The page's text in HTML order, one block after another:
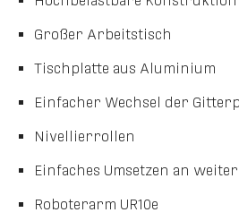
Großer Arbeitstisch
Tischplatte aus Aluminium
Einfacher Wechsel der
Nivellierrollen
Einfaches Umsetzen an
Roboterarm UR10e